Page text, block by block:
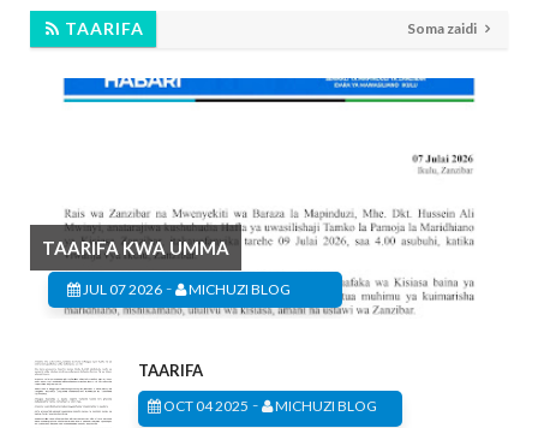
TAARIFA Soma zaidi
TAARIFA KWA UMMA
JUL 07 2026 - MICHUZI BLOG
TAARIFA
OCT 04 2025 - MICHUZI BLOG